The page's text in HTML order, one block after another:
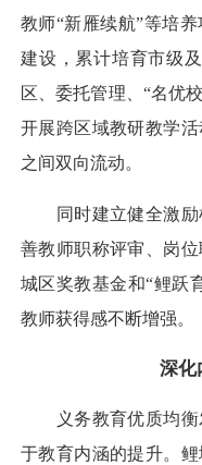
教师“新雁续航”等培
建设，累计培育市级
区、委托管理、“名优
开展跨区域教研教学
之间双向流动。
同时建立健全激励
善教师职称评审、岗
城区奖教基金和“鲤跃
教师获得感不断增强。
深化
义务教育优质均衡
于教育内涵的提升。